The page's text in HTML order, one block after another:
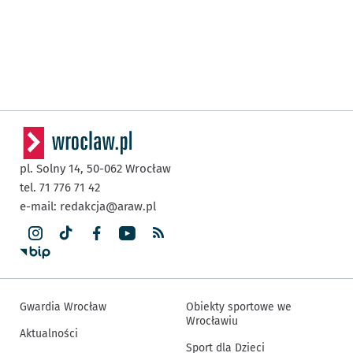
pl. Solny 14, 50-062 Wrocław
tel. 71 776 71 42
e-mail: redakcja@araw.pl
Gwardia Wrocław
Aktualności
Obiekty sportowe we
Wrocławiu
Sport dla Dzieci